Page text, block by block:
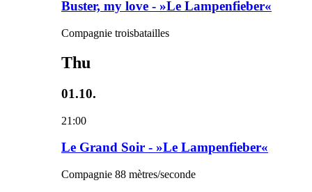
Buster, my love - »Le Lampenfieber«
Compagnie troisbatailles
Thu
01.10.
21:00
Le Grand Soir - »Le Lampenfieber«
Compagnie 88 mètres/seconde